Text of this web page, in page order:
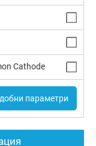
Cathode
параметри